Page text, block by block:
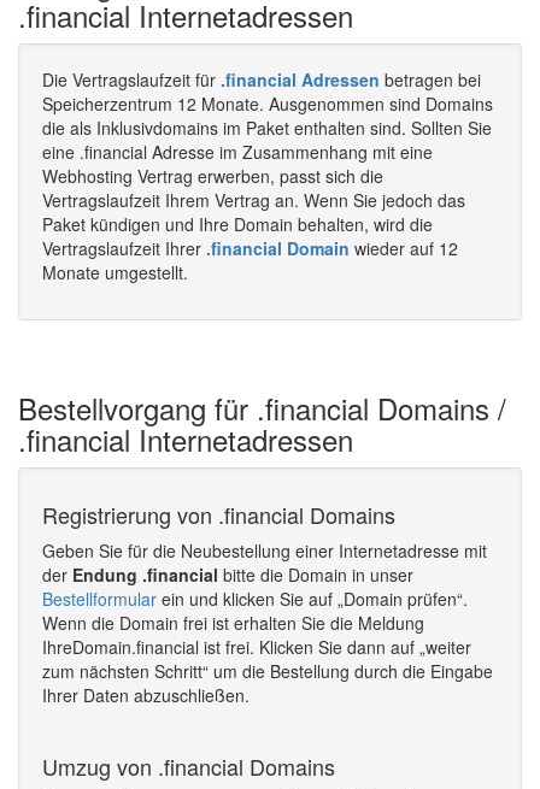
.financial Internetadressen
Die Vertragslaufzeit für .financial Adressen betragen bei
Speicherzentrum 12 Monate. Ausgenommen sind Domains
die als Inklusivdomains im Paket enthalten sind. Sollten Sie
eine .financial Adresse im Zusammenhang mit eine
Webhosting Vertrag erwerben, passt sich die
Vertragslaufzeit Ihrem Vertrag an. Wenn Sie jedoch das
Paket kündigen und Ihre Domain behalten, wird die
Vertragslaufzeit Ihrer .financial Domain wieder auf 12
Monate umgestellt.
Bestellvorgang für .financial Domains /
.financial Internetadressen
Registrierung von .financial Domains
Geben Sie für die Neubestellung einer Internetadresse mit
der Endung .financial bitte die Domain in unser
Bestellformular ein und klicken Sie auf „Domain prüfen“.
Wenn die Domain frei ist erhalten Sie die Meldung
IhreDomain.financial ist frei. Klicken Sie dann auf „weiter
zum nächsten Schritt“ um die Bestellung durch die Eingabe
Ihrer Daten abzuschließen.
Umzug von .financial Domains